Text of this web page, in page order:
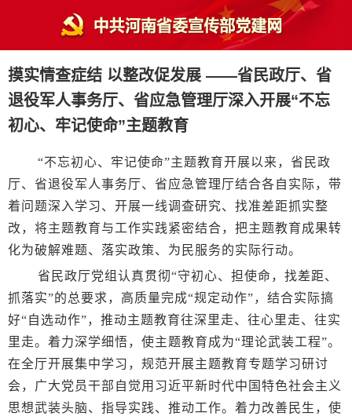
摸实情查症结 以整改促发展 ——省民政厅、省
退役军人事务厅、省应急管理厅深入开展“不忘
初心、牢记使命”主题教育
“不忘初心、牢记使命”主题教育开展以来，省民政
厅、省退役军人事务厅、省应急管理厅结合各自实际，带
着问题深入学习、开展一线调查研究、找准差距抓实整
改，将主题教育与工作实践紧密结合，把主题教育成果转
化为破解难题、落实政策、为民服务的实际行动。
省民政厅党组认真贯彻“守初心、担使命，找差距、
抓落实”的总要求，高质量完成“规定动作”，结合实际搞
好“自选动作”，推动主题教育往深里走、往心里走、往实
里走。着力深学细悟，使主题教育成为“理论武装工程”。
在全厅开展集中学习，规范开展主题教育专题学习研讨
会，广大党员干部自觉用习近平新时代中国特色社会主义
思想武装头脑、指导实践、推动工作。着力改善民生，使